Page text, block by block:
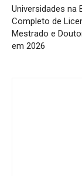
Universidades na
Completo de
Mestrado e
em 2026